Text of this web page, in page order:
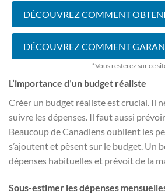
DÉCOUVREZ COMMENT
DÉCOUVREZ COMMENT
*Vous resterez sur ce
L’importance d’un budget réaliste
Créer un budget réaliste est crucial. Il
suivre les dépenses. Il faut aussi
Beaucoup de Canadiens oublient les
s’ajoutent et pèsent sur le budget. Un
dépenses habituelles et prévoit de la
Sous-estimer les dépenses